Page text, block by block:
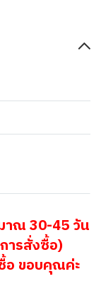
าณ 30-45 วัน
ารสั่งซื้อ)
อ ขอบคุณค่ะ